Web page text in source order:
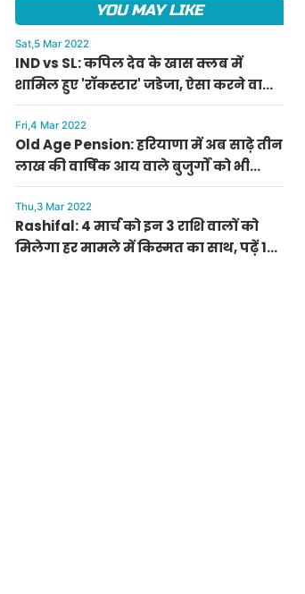
YOU MAY LIKE
Sat,5 Mar 2022
IND vs SL: कपिल देव के खास क्लब में
शामिल हुए 'रॉकस्टार' जडेजा, ऐसा करने वाले
बने मात्र दूसरे भारतीय
Fri,4 Mar 2022
Old Age Pension: हरियाणा में अब साढ़े तीन
लाख की वार्षिक आय वाले बुजुर्गों को भी
मिलेगी बुढ़ापा पेंशन, सीएम मनोहर लाल का
ऐलान
Thu,3 Mar 2022
Rashifal: 4 मार्च को इन 3 राशि वालों को
मिलेगा हर मामले में किस्मत का साथ, पढ़ें 12